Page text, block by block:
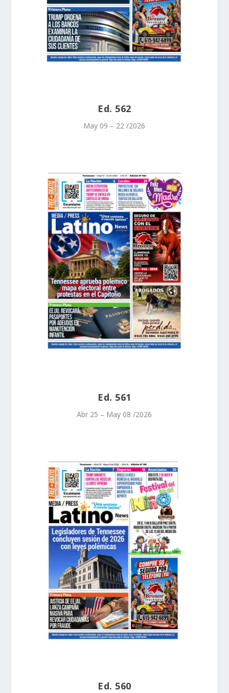
Ed. 562
May 09 – 22 /2026
Ed. 561
Abr 25 – May 08 /2026
Ed. 560